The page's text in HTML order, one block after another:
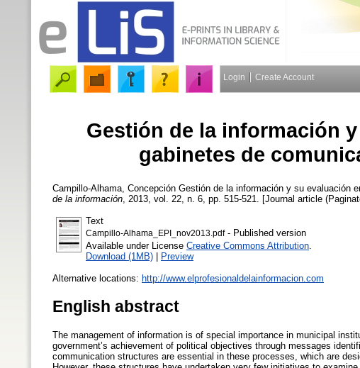
Login Create Account
Gestión de la información
gabinetes de
Campillo-Alhama, Concepción Gestión de la información y su evaluación
de la información , 2013, vol. 22, n. 6, pp. 515-521. [Journal article
Text
Campillo-Alhama_EPI_nov2013.pdf- Published version
Available under License Creative Commons Attribution
Download (1MB) | Preview
Alternative locations: http://www.elprofesionaldelainformacion.com
English abstract
The management of information is of special importance in municipal
government’s achievement of political objectives through messages
communication structures are essential in these processes, which are